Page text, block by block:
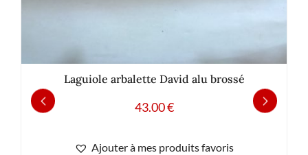
Laguiole arbalette David alu brossé
43.00€
Ajouter à mes produits favoris